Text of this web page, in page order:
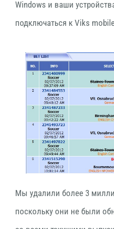
Windows и ваши
подключаться к Viks
Мы удалили более 3
поскольку они не были